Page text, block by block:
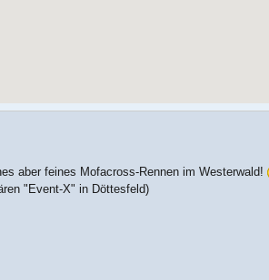
aber feines Mofacross-Rennen im Westerwald!
"Event-X" in Döttesfeld)